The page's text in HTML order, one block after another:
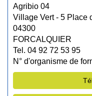
Agribio 04
Village Vert - 5 Place
04300
FORCALQUIER
Tel. 04 92 72 53 95
N° d'organisme de